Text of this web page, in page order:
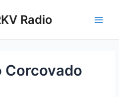
Radio
Corcovado